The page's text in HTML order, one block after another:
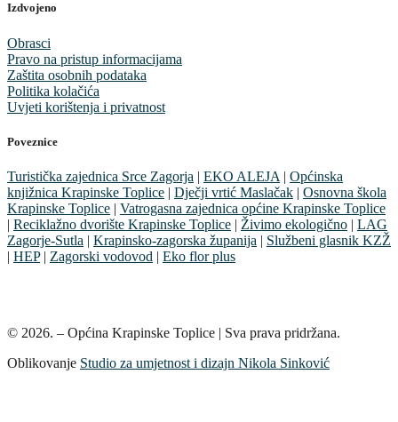
Izdvojeno
Obrasci
Pravo na pristup informacijama
Zaštita osobnih podataka
Politika kolačića
Uvjeti korištenja i privatnost
Poveznice
Turistička zajednica Srce Zagorja | EKO ALEJA | Općinska
knjižnica Krapinske Toplice | Dječji vrtić Maslačak | Osnovna škola
Krapinske Toplice | Vatrogasna zajednica općine Krapinske Toplice
| Reciklažno dvorište Krapinske Toplice | Živimo ekologično | LAG
Zagorje-Sutla | Krapinsko-zagorska županija | Službeni glasnik KZŽ
| HEP| Zagorski vodovod | Eko flor plus
© 2026. – Općina Krapinske Toplice | Sva prava pridržana.
Oblikovanje Studio za umjetnost i dizajn Nikola Sinković